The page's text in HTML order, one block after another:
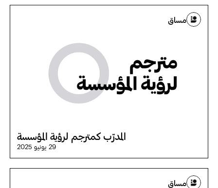
مساق
المدرّب كمترجم لرؤية المؤسسة
29 يونيو 2025
مساق